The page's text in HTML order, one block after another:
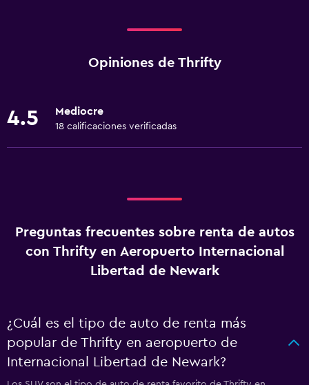
Opiniones de Thrifty
4.5 Mediocre
18 calificaciones verificadas
Preguntas frecuentes sobre renta de autos
con Thrifty en Aeropuerto Internacional
Libertad de Newark
¿Cuál es el tipo de auto de renta más
popular de Thrifty en aeropuerto de
Internacional Libertad de Newark?